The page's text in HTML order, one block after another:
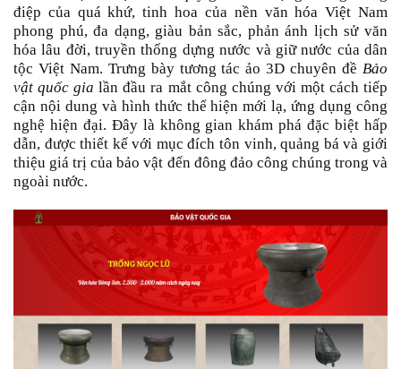
điệp của quá khứ, tinh hoa của nền văn hóa Việt Nam
phong phú, đa dạng, giàu bản sắc, phản ánh lịch sử văn
hóa lâu đời, truyền thống dựng nước và giữ nước của dân
tộc Việt Nam. Trưng bày tương tác ảo 3D chuyên đề Bảo
vật quốc gia lần đầu ra mắt công chúng với một cách tiếp
cận nội dung và hình thức thể hiện mới lạ, ứng dụng công
nghệ hiện đại. Đây là không gian khám phá đặc biệt hấp
dẫn, được thiết kế với mục đích tôn vinh, quảng bá và giới
thiệu giá trị của bảo vật đến đông đảo công chúng trong và
ngoài nước.